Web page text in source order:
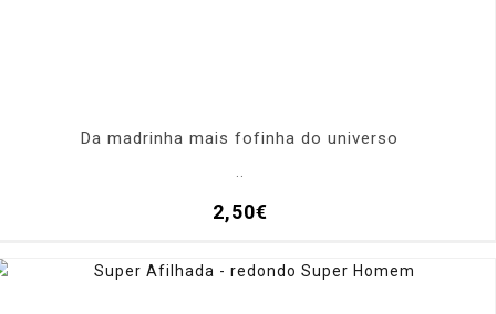
Da madrinha mais fofinha do universo
2,50€